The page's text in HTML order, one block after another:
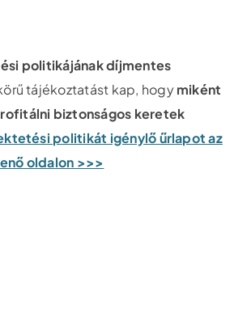
politikájának díjmentes
tájékoztatást kap, hogymiként
biztonságos keretek
politikát igénylő űrlapot az
oldalon >>>